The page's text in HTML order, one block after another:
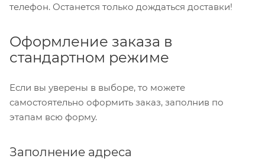
телефон. Останется только дождаться доставки!
Оформление заказа в
стандартном режиме
Если вы уверены в выборе, то можете
самостоятельно оформить заказ, заполнив по
этапам всю форму.
Заполнение адреса